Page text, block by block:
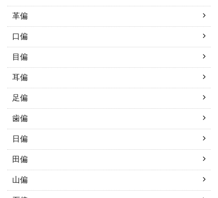
革偏
口偏
目偏
耳偏
足偏
歯偏
日偏
田偏
山偏